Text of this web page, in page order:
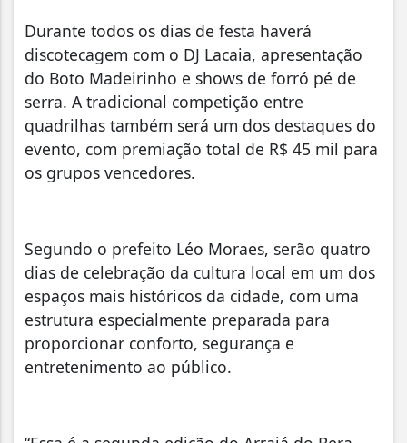
Durante todos os dias de festa haverá
discotecagem com o DJ Lacaia, apresentação
do Boto Madeirinho e shows de forró pé de
serra. A tradicional competição entre
quadrilhas também será um dos destaques do
evento, com premiação total de R$ 45 mil para
os grupos vencedores.
Segundo o prefeito Léo Moraes, serão quatro
dias de celebração da cultura local em um dos
espaços mais históricos da cidade, com uma
estrutura especialmente preparada para
proporcionar conforto, segurança e
entretenimento ao público.